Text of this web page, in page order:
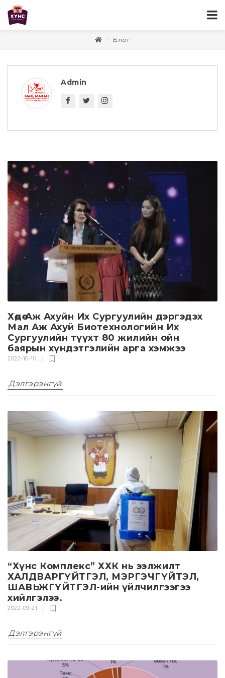
Блог
Admin
Хөдөө Аж Ахуйн Их Сургуулийн дэргэдэх
Мал Аж Ахуй Биотeхнологийн Их
Сургуулийн түүхт 80 жилийн ойн
баярын хүндэтгэлийн арга хэмжээ
2022-10-10
Дэлгэрэнгүй
“Хүнс Комплекс” ХХК нь ээлжилт
ХАЛДВАРГҮЙТГЭЛ, МЭРГЭЧГҮЙТЭЛ,
ШАВЬЖГҮЙТГЭЛ-ийн үйлчилгээгээ
хийлгэлээ.
2022-09-21
Дэлгэрэнгүй